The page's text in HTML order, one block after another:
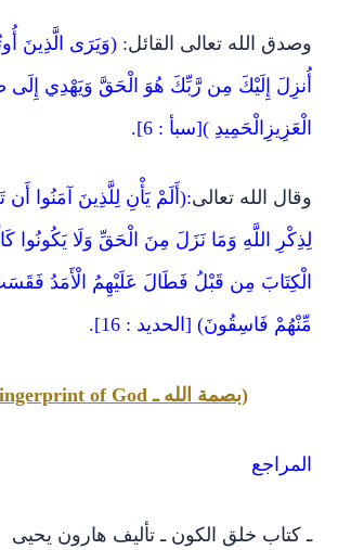
وصدق الله تعالى القائل:(وَيَرَى الَّذِينَ
أُنزِلَ إِلَيْكَ مِن رَّبِّكَ هُوَ الْحَقَّ وَيَهْدِي إِلَى
الْعَزِيزِالْحَمِيدِ )[سبأ : 6].
وقال الله تعالى :(أَلَمْ يَأْنِ لِلَّذِينَ آمَنُوا أَن
لِذِكْرِ اللَّهِ وَمَا نَزَلَ مِنَ الْحَقِّ وَلَا يَكُونُوا
الْكِتَابَ مِن قَبْلُ فَطَالَ عَلَيْهِمُ الْأَمَدُ
مِّنْهُمْ فَاسِقُونَ) [الحديد : 16].
(بصمة الله ـ The Fingerprint of God)
المراجع
ـ كتاب خلق الكون ـ تأليف هارون يحيى